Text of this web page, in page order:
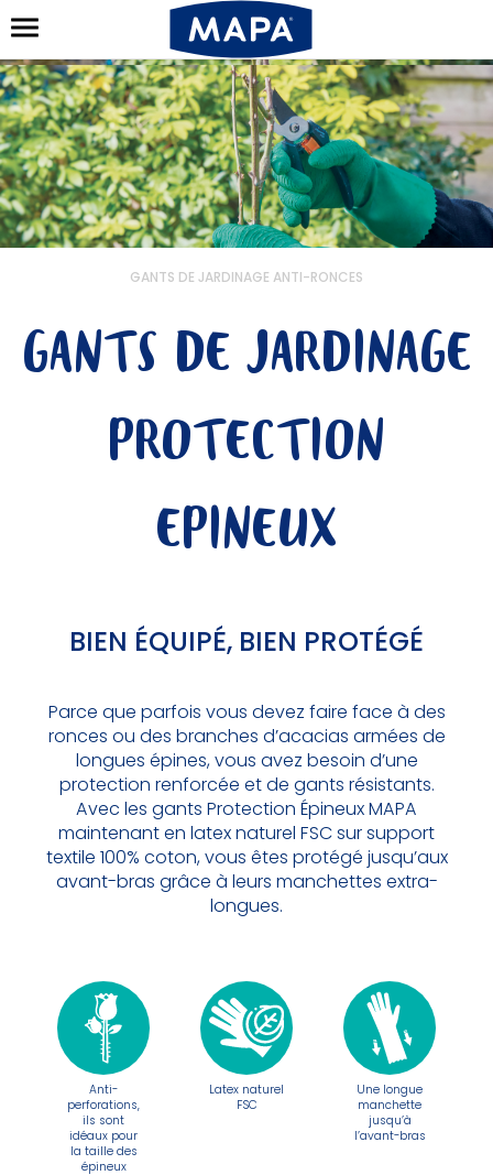
GANTS DE JARDINAGE ANTI-RONCES
GANTS DE JARDINAGE
PROTECTION
EPINEUX
BIEN ÉQUIPÉ, BIEN PROTÉGÉ
Parce que parfois vous devez faire face à des
ronces ou des branches d’acacias armées de
longues épines, vous avez besoin d’une
protection renforcée et de gants résistants.
Avec les gants Protection Épineux MAPA
maintenant en latex naturel FSC sur support
textile 100% coton, vous êtes protégé jusqu’aux
avant-bras grâce à leurs manchettes extra-
longues.
Anti-
perforations,
ils sont
idéaux pour
la taille des
épineux
Latex naturel
FSC
Une longue
manchette
jusqu’à
l’avant-bras